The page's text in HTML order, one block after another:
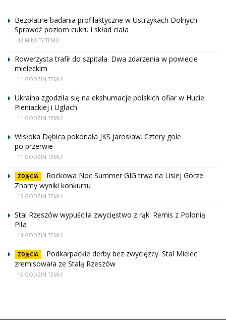
Bezpłatne badania profilaktyczne w Ustrzykach Dolnych.
Sprawdź poziom cukru i skład ciała
43 MINUTY TEMU
Rowerzysta trafił do szpitala. Dwa zdarzenia w powiecie
mieleckim
11 GODZIN TEMU
Ukraina zgodziła się na ekshumacje polskich ofiar w Hucie
Pieniackiej i Ugłach
11 GODZIN TEMU
Wisłoka Dębica pokonała JKS Jarosław. Cztery gole
po przerwie
11 GODZIN TEMU
ZDJĘCIA
Rockowa Noc Summer GIG trwa na Lisiej Górze.
Znamy wyniki konkursu
13 GODZIN TEMU
Stal Rzeszów wypuściła zwycięstwo z rąk. Remis z Polonią
Piła
14 GODZIN TEMU
ZDJĘCIA
Podkarpackie derby bez zwycięzcy. Stal Mielec
zremisowała ze Stalą Rzeszów
15 GODZIN TEMU